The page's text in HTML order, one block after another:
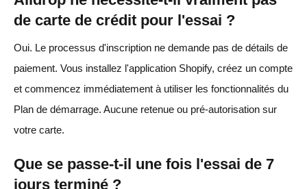
de carte de crédit pour l'essai ?
Oui. Le processus d'inscription ne demande pas de détails de
paiement. Vous installez l'application Shopify, créez un compte
et commencez immédiatement à utiliser les fonctionnalités du
Plan de démarrage. Aucune retenue ou pré-autorisation sur
votre carte.
Que se passe-t-il une fois l'essai de 7
jours terminé ?